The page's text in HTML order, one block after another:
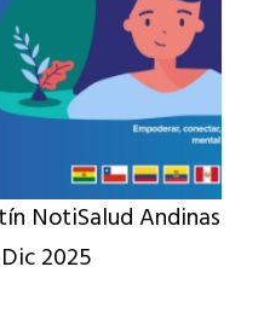
N° 104 Oct-